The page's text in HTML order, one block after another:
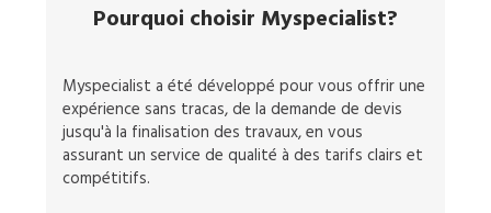
Pourquoi choisir Myspecialist?
Myspecialist a été développé pour vous offrir une
expérience sans tracas, de la demande de devis
jusqu'à la finalisation des travaux, en vous
assurant un service de qualité à des tarifs clairs et
compétitifs.